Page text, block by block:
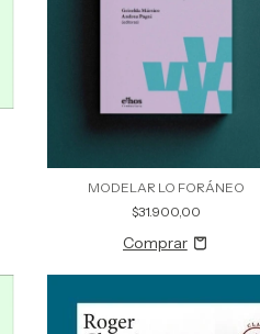
MODELAR LO FORÁNEO
$31.900,00